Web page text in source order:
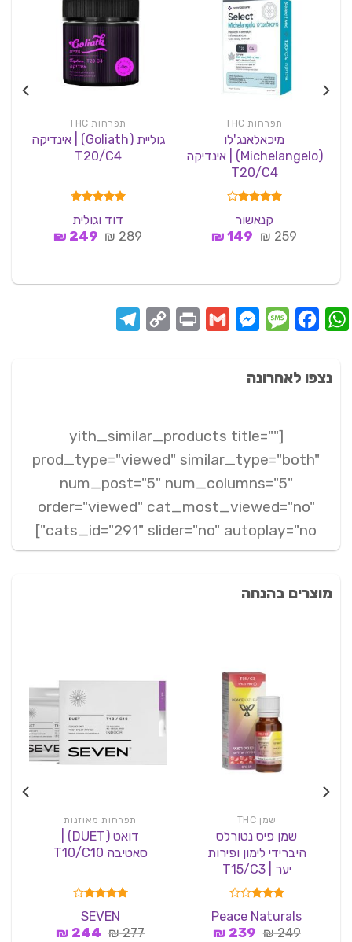
תפרחות THC
מיכאלאנג'לו
(Michelangelo) | אינדיקה
T20/C4
מתוך 5קנאשור
259
₪ המחיר
149
₪המחיר
תפרחות THC
גוליית (Goliath) | אינדיקה
T20/C4
מתוך 5
דוד וגולית
289
₪ המחיר
249
₪המחיר
WhatsApp
Facebook
Message
Messenger
Gmail
Print
Copy
Telegram
נצפו לאחרונה
[yith_similar_products title=""
prod_type="viewed" similar_type="both"
num_post="5" num_columns="5"
order="viewed" cat_most_viewed="no"
cats_id="291" slider="no" autoplay="no"]
מוצרים בהנחה
שמן THC
שמן פיס נטורלס
היברידי לימון ופירות
יער | T15/C3
דורג
3.00
מתוך 5
Peace Naturals
249
₪ המחיר
239
₪המחיר
תפרחות מאוזנות
דואט (DUET) |
סאטיבה T10/C10
דורג 4.00
מתוך 5SEVEN
277
₪ המחיר
244
₪המחיר